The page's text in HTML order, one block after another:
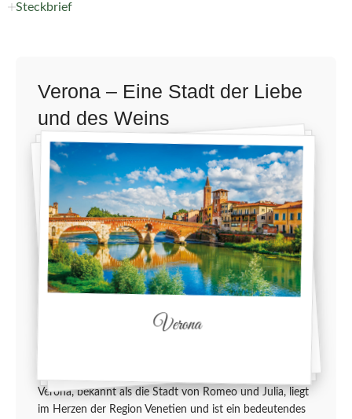
Steckbrief
Verona – Eine Stadt der Liebe
und des Weins
Verona, bekannt als die Stadt von Romeo und Julia, liegt
im Herzen der Region Venetien und ist ein bedeutendes
Verona